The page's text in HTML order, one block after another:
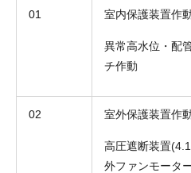
01 室内保護装置作
異常高水位・配
チ作動
02 室外保護装置作
高圧遮断装置
外ファンモータ